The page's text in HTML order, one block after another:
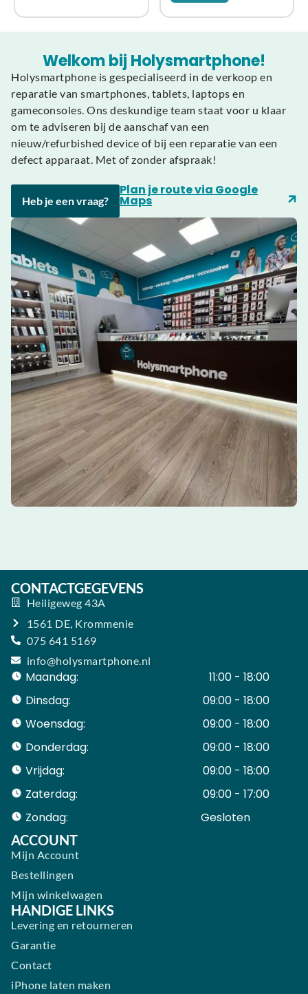
Welkom bij Holysmartphone!
Holysmartphone is gespecialiseerd in de verkoop en
reparatie van smartphones, tablets, laptops en
gameconsoles. Ons deskundige team staat voor u klaar
om te adviseren bij de aanschaf van een
nieuw/refurbished device of bij een reparatie van een
defect apparaat. Met of zonder afspraak!
Heb je een vraag?
Plan je route via Google
Maps
CONTACTGEGEVENS
Heiligeweg 43A
1561 DE, Krommenie
075 641 5169
info@holysmartphone.nl
Maandag:
11:00 - 18:00
Dinsdag:
09:00 - 18:00
Woensdag:
09:00 - 18:00
Donderdag:
09:00 - 18:00
Vrijdag:
09:00 - 18:00
Zaterdag:
09:00 - 17:00
Zondag:
Gesloten ​ ​ ​ ​ ​ ​ ​
ACCOUNT
Mijn Account
Bestellingen
Mijn winkelwagen
HANDIGE LINKS
Levering en retourneren
Garantie
Contact
iPhone laten maken